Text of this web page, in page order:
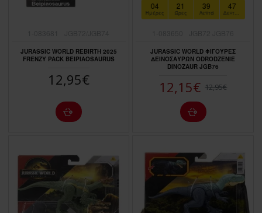
JURASSIC WORLD REBIRTH 2025
FRENZY PACK BEIPIAOSAURUS
12,95€
04
Ημέρες
21
Ώρες
39
Λεπτά
46
Δευτερόλεπτα
JURASSIC WORLD ΦΙΓΟΥΡΕΣ
ΔΕΙΝΟΣΑΥΡΩΝ ODRODZENIE
DINOZAUR JGB76
12,15€ 12,95€